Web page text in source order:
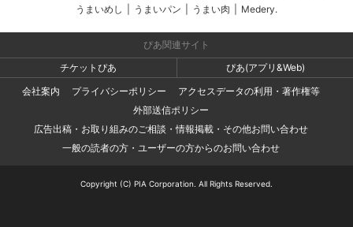
うまいめし
うまいパン うまい肉 Medery.
ぴあ関連サイト
チケットぴあ
ぴあ(アプリ&Web)
会社案内
プライバシーポリシー
アクセスデータの利用・著作権等
外部送信ポリシー
広告出稿・お取り組みのご相談・情報掲載・その他お問い合わせ
一般の読者の方・ユーザーの方からのお問い合わせ
Copyright (C) PIA Corporation. All Rights Reserved.